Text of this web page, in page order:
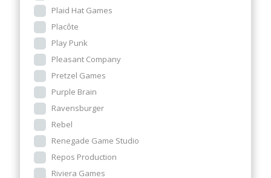
Plaid Hat Games
Placôte
Play Punk
Pleasant Company
Pretzel Games
Purple Brain
Ravensburger
Rebel
Renegade Game Studio
Repos Production
Riviera Games